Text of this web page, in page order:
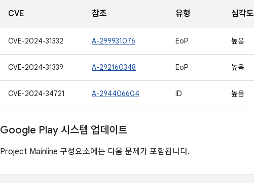
CVE 참조 유형 심각도
CVE-2024-31332 A-299931076 EoP 높음
CVE-2024-31339 A-292160348 EoP 높음
CVE-2024-34721 A-294406604 ID 높음
Google Play 시스템 업데이트
Project Mainline 구성요소에는 다음 문제가 포함됩니다.